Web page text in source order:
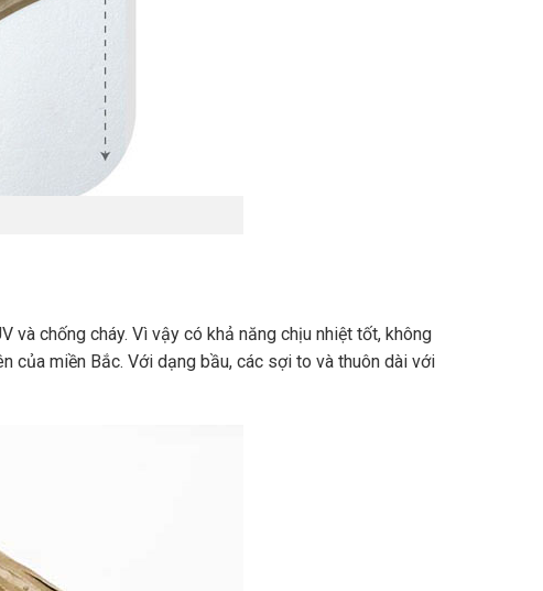
và chống cháy. Vì vậy có khả năng chịu nhiệt tốt, không
của miền Bắc. Với dạng bầu, các sợi to và thuôn dài với